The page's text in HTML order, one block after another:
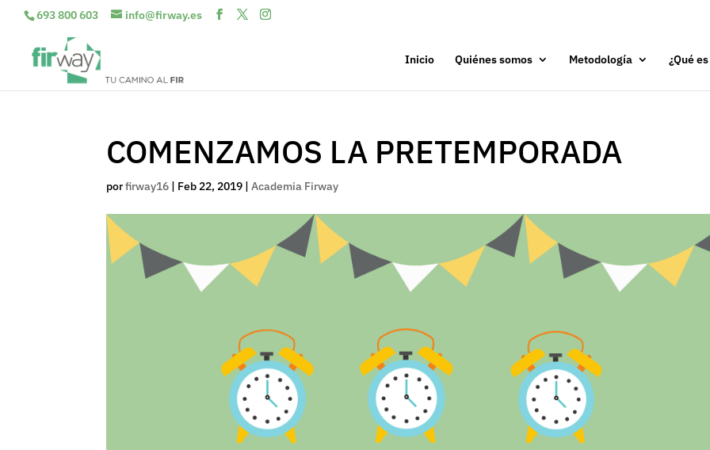
693 800 603 info@firway.es
Inicio Quiénes somos Metodología ¿Qué
COMENZAMOS LA PRETEMPORADA
porfirway16 | Feb 22, 2019 |Academia Firway